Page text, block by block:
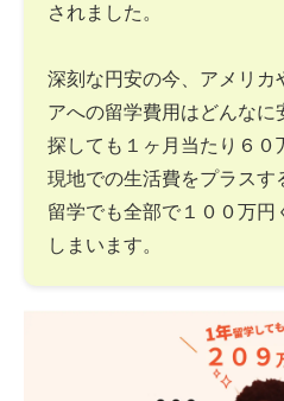
されました。
深刻な円安の今、アメリカ
アへの留学費用はどんなに
探しても１ヶ月当たり６
現地での生活費をプラスす
留学でも全部で１００万円
しまいます。